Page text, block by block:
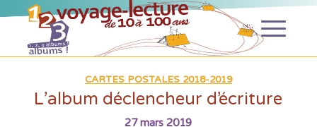
CARTES POSTALES 2018-2019
L’album déclencheur d’écriture
27 mars 2019